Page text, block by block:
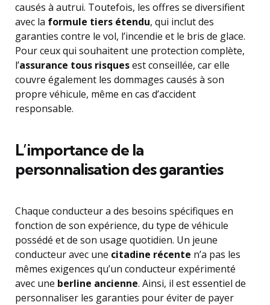
causés à autrui. Toutefois, les offres se diversifient
avec la formule tiers étendu, qui inclut des
garanties contre le vol, l’incendie et le bris de glace.
Pour ceux qui souhaitent une protection complète,
l’assurance tous risquesest conseillée, car elle
couvre également les dommages causés à son
propre véhicule, même en cas d’accident
responsable.
L’importance de la
personnalisation des garanties
Chaque conducteur a des besoins spécifiques en
fonction de son expérience, du type de véhicule
possédé et de son usage quotidien. Un jeune
conducteur avec une citadine récente n’a pas les
mêmes exigences qu’un conducteur expérimenté
avec une berline ancienne. Ainsi, il est essentiel de
personnaliser les garanties pour éviter de payer